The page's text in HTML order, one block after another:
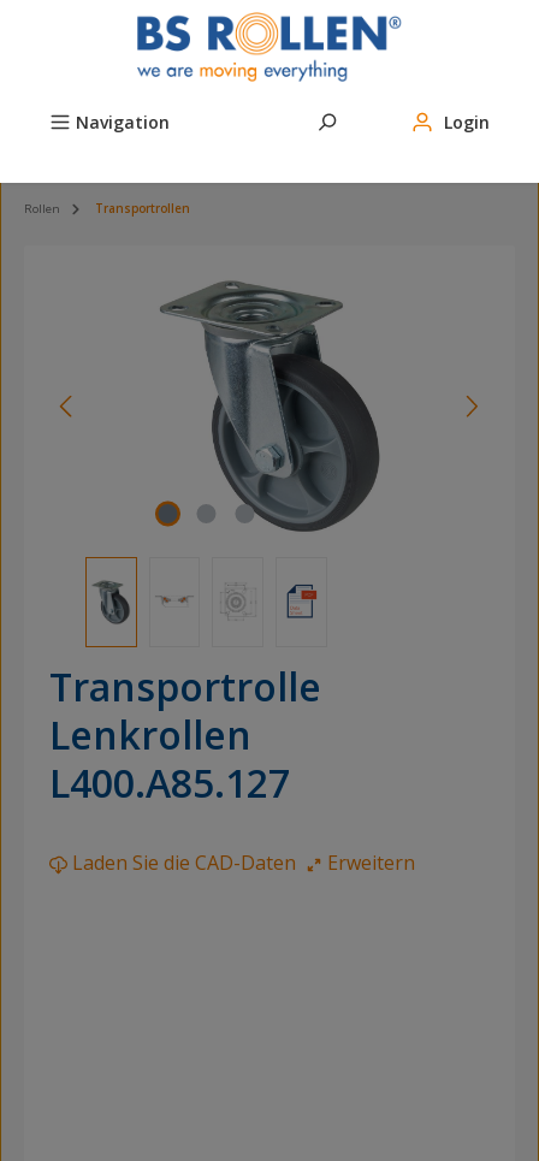
Zum Hauptinhalt springen
Navigation Login
Rollen Transportrollen
Bildergalerie überspringen
Transportrolle
Lenkrollen
L400.A85.127
Laden Sie die CAD-Daten Erweitern